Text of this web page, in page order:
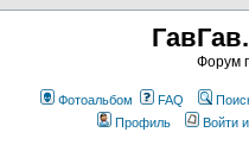
Форум
Фотоальбом FAQ
Профиль
Войти